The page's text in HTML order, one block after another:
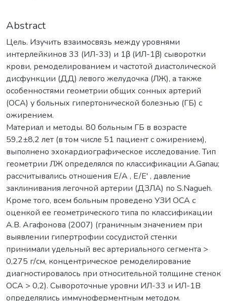
Abstract
Цель. Изучить взаимосвязь между уровнями
интерлейкинов 33 (ИЛ-33) и 1β (ИЛ-1β) сыворотки
крови, ремоделированием и частотой диастолической
дисфункции (ДД) левого желудочка (ЛЖ), а также
особенностями геометрии общих сонных артерий
(ОСА) у больных гипертонической болезнью (ГБ) с
ожирением.
Материал и методы. 80 больным ГБ в возрасте
59,2±8,2 лет (в том числе 51 пациент с ожирением),
выполнено эхокардиографическое исследование. Тип
геометрии ЛЖ определялся по классификации A.Ganau;
рассчитывались отношения E/A , E/E' , давление
заклинивания легочной артерии (ДЗЛА) по S.Nagueh.
Кроме того, всем больным проведено УЗИ ОСА с
оценкой ее геометрического типа по классификации
А.В. Агафонова (2007) (граничным значением при
выявлении гипертрофии сосудистой стенки
принимали удельный вес артериального сегмента >
0,275 г/см, концентрическое ремоделирование
диагностировалось при относительной толщине стенок
ОСА > 0,2). Сывороточные уровни ИЛ-33 и ИЛ-1B
определялись иммуноферментным методом.